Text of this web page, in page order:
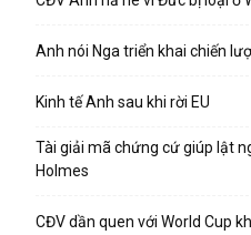
Anh nói Nga triển khai chiến
Kinh tế Anh sau khi rời EU
Tài giải mã chứng cứ giúp lật
Holmes
CĐV dần quen với World Cup